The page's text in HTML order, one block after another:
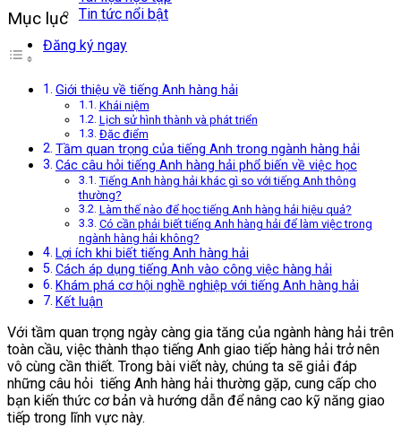
Tin tức nổi bật
Đăng ký ngay
Mục lục
Giới thiệu về tiếng Anh hàng hải
Khái niệm
Lịch sử hình thành và phát triển
Đặc điểm
Tầm quan trọng của tiếng Anh trong ngành hàng hải
Các câu hỏi tiếng Anh hàng hải phổ biến về việc học
Tiếng Anh hàng hải khác gì so với tiếng Anh thông
thường?
Làm thế nào để học tiếng Anh hàng hải hiệu quả?
Có cần phải biết tiếng Anh hàng hải để làm việc trong
ngành hàng hải không?
Lợi ích khi biết tiếng Anh hàng hải
Cách áp dụng tiếng Anh vào công việc hàng hải
Khám phá cơ hội nghề nghiệp với tiếng Anh hàng hải
Kết luận
Với tầm quan trọng ngày càng gia tăng của ngành hàng hải trên
toàn cầu, việc thành thạo tiếng Anh giao tiếp hàng hải trở nên
vô cùng cần thiết. Trong bài viết này, chúng ta sẽ giải đáp
những câu hỏi tiếng Anh hàng hải thường gặp, cung cấp cho
bạn kiến thức cơ bản và hướng dẫn để nâng cao kỹ năng giao
tiếp trong lĩnh vực này.